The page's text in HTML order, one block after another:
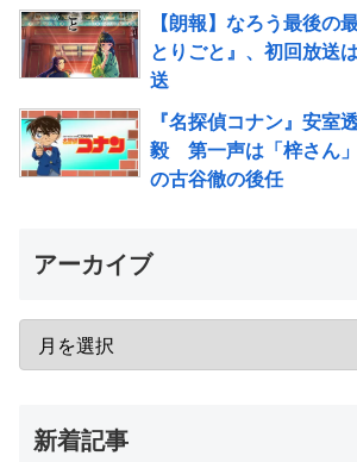
【朗報】なろう最後の
とりごと』、初回放送
送
『名探偵コナン』安室
毅 第一声は「梓さん
の古谷徹の後任
アーカイブ
新着記事